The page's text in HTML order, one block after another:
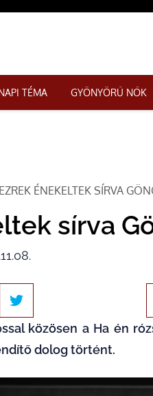
TÉMA GYÖNYÖRŰ NŐK
EZREK ÉNEKELTEK SÍRVA
sírva
közösen a Ha én
dolog történt.